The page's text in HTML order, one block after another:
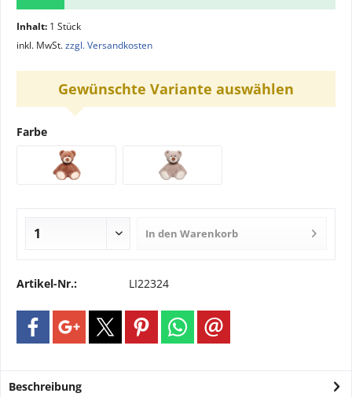
Inhalt: 1 Stück
inkl. MwSt.zzgl. Versandkosten
Gewünschte Variante auswählen
Farbe
In den Warenkorb
Artikel-Nr.: LI22324
Beschreibung